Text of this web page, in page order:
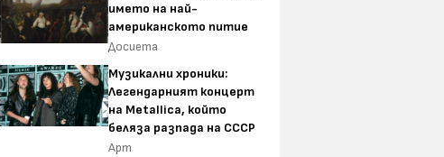
името на най-
американското питие
Досиета
Музикални хроники:
Легендарният концерт
на Metallica, който
беляза разпада на СССР
Арт